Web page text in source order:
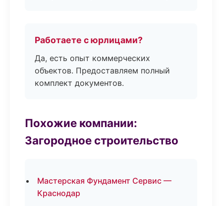
Работаете с юрлицами?
Да, есть опыт коммерческих
объектов. Предоставляем полный
комплект документов.
Похожие компании:
Загородное строительство
Мастерская Фундамент Сервис —
Краснодар